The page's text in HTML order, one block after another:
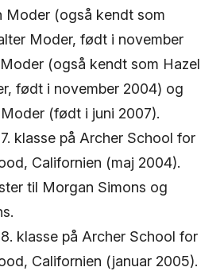
Moder (også kendt som
Moder, født i november
(også kendt som Hazel
født i november 2004) og
(født i juni 2007).
klasse på Archer School for
Californien (maj 2004).
til Morgan Simons og
klasse på Archer School for
Californien (januar 2005).